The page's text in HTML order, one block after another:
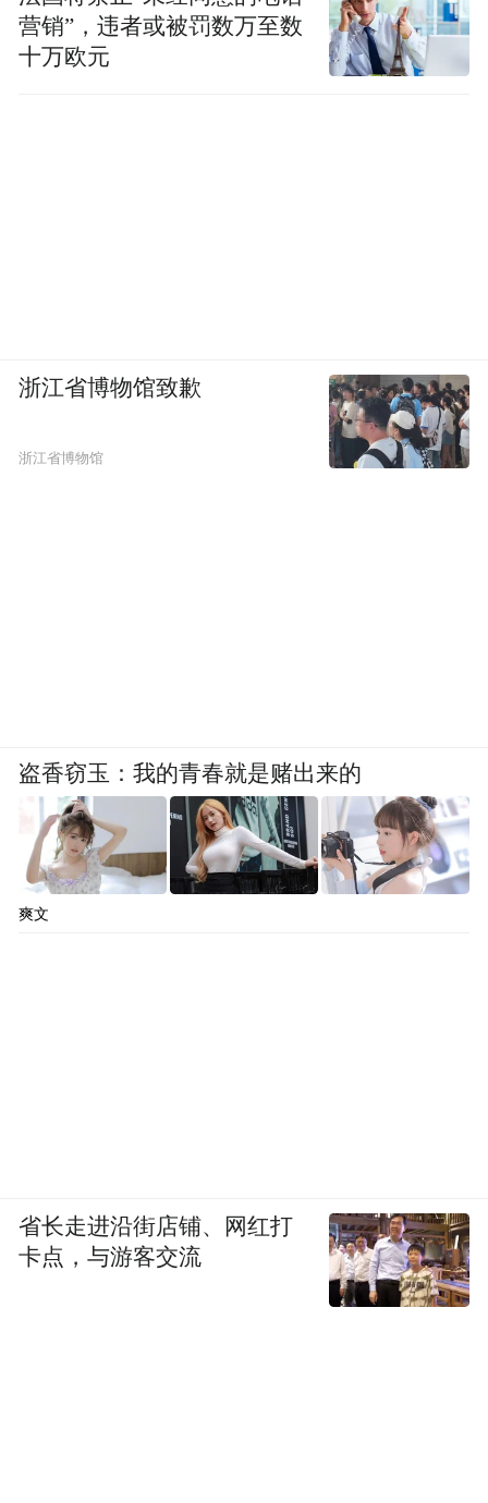
营销”，违者或被罚数万至数
十万欧元
浙江省博物馆致歉
浙江省博物馆
盗香窃玉：我的青春就是赌出来的
爽文
省长走进沿街店铺、网红打
卡点，与游客交流